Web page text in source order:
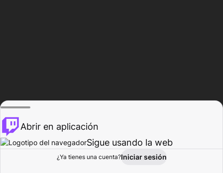
Explorar Actividad
Abrir en aplicación
Sigue usando la web
¿Ya tienes una cuenta?Iniciar sesión